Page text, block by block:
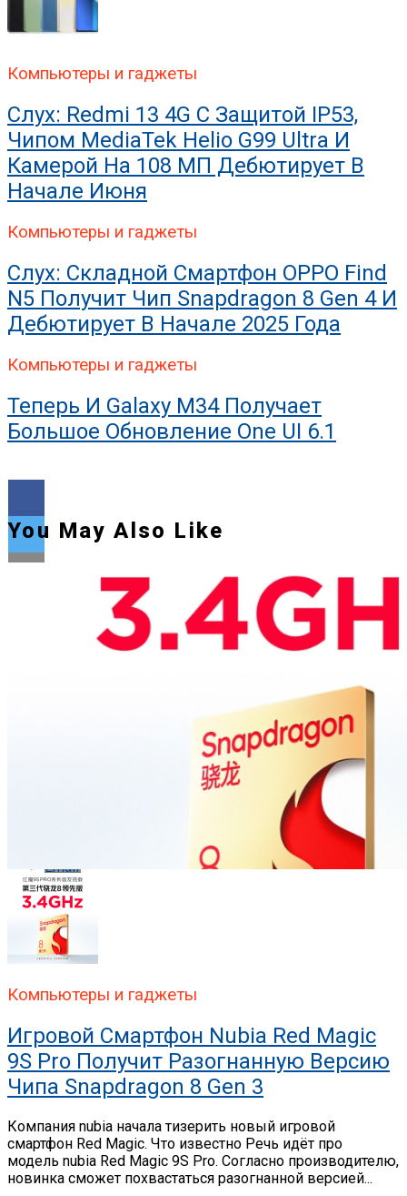
Компьютеры и гаджеты
Слух: Redmi 13 4G С Защитой IP53,
Чипом MediaTek Helio G99 Ultra И
Камерой На 108 МП Дебютирует В
Начале Июня
Компьютеры и гаджеты
Слух: Складной Смартфон OPPO Find
N5 Получит Чип Snapdragon 8 Gen 4 И
Дебютирует В Начале 2025 Года
Компьютеры и гаджеты
Теперь И Galaxy M34 Получает
Большое Обновление One UI 6.1
Email
You May Also Like
Компьютеры и гаджеты
Игровой Смартфон Nubia Red Magic
9S Pro Получит Разогнанную Версию
Чипа Snapdragon 8 Gen 3
Компания nubia начала тизерить новый игровой
смартфон Red Magic. Что известно Речь идёт про
модель nubia Red Magic 9S Pro. Согласно производителю,
новинка сможет похвастаться разогнанной версией...